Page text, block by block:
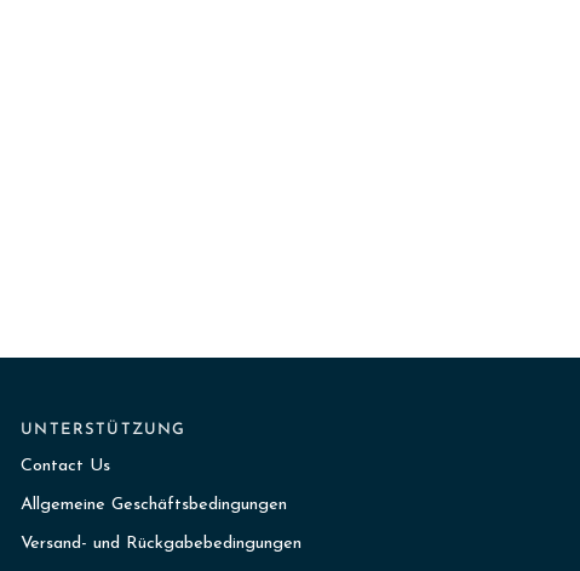
UNTERSTÜTZUNG
Contact Us
Allgemeine Geschäftsbedingungen
Versand- und Rückgabebedingungen